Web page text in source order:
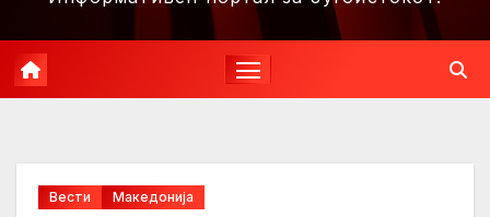
Вести Македонија